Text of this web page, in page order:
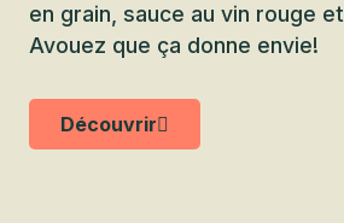
en grain, sauce au vin rouge
Avouez que ça donne envie!
Découvrir